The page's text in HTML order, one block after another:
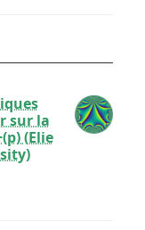
sur la
(Elie